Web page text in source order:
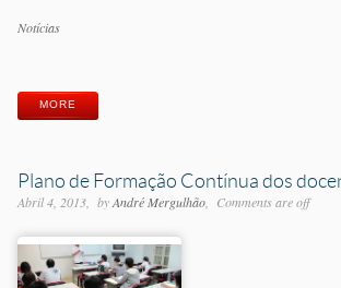
Categorias
Notícias
MORE
Plano de Formação Contínua dos
Abril 4, 2013 byAndré Mergulhão Comments are off